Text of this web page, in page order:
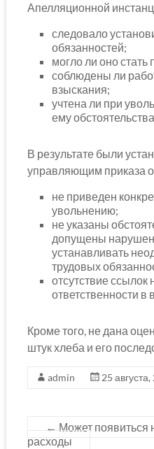
Апелляционной
следовало
обязанностей;
могло ли оно
соблюдены ли
взыскания;
учтена ли при
ему
В результате были
управляющим приказа
не приведен
увольнению;
не указаны
допущены
устанавливать
трудовых
отсутствие
ответственности в
Кроме того, не дана
штук хлеба и его
admin 25
← Может появиться
расходы